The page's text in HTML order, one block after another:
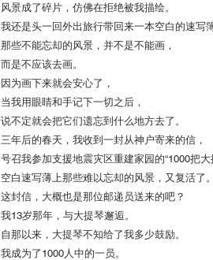
风景成了碎片，仿佛在拒绝被我描绘。
我还是头一回外出旅行带回来一本空白的速写簿
那些不能忘却的风景，并不是不能画，
而是不应该去画。
因为画下来就会安心了，
当我用眼睛和手记下一切之后，
说不定就会把它们遗忘到什么地方去了。
三年后的春天，我收到一封从神户寄来的信，
号召我参加支援地震灾区重建家园的“1000把大
空白速写薄上那些难以忘却的风景，又复活了。
这封信，大概也是那位邮递员送来的吧？
我13岁那年，与大提琴邂逅。
自那以来，大提琴不知给了我多少鼓励。
我成为了1000人中的一员。